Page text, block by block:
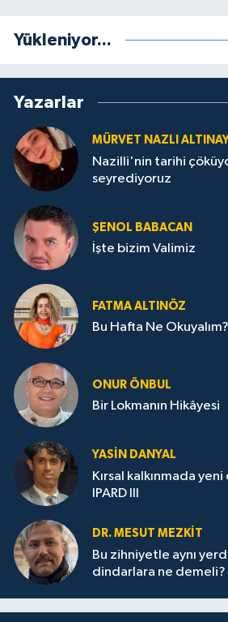
Yükleniyor...
Yazarlar
MÜRVET NAZLI
Nazilli'nin tarihi
seyrediyoruz
ŞENOL BABACAN
İşte bizim Valimiz
FATMA ALTINÖZ
Bu Hafta Ne
ONUR ÖNBUL
Bir Lokmanın Hikâyesi
YASIN DANYAL
Kırsal kalkınmada
IPARD III
DR. MESUT MEZKIT
Bu zihniyetle aynı
dindarlara ne demeli?